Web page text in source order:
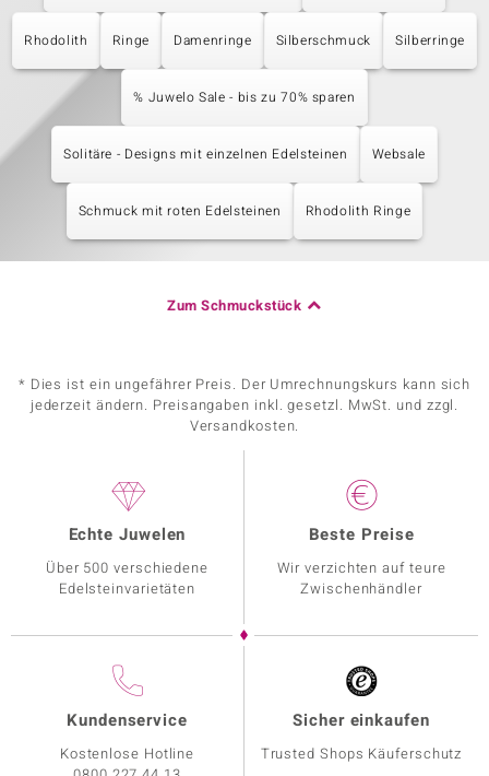
Rhodolith Ringe Damenringe Silberschmuck Silberringe
% Juwelo Sale - bis zu 70% sparen
Solitäre - Designs mit einzelnen Edelsteinen Websale
Schmuck mit roten Edelsteinen Rhodolith Ringe
Zum Schmuckstück
* Dies ist ein ungefährer Preis. Der Umrechnungskurs kann sich
jederzeit ändern. Preisangaben inkl. gesetzl. MwSt. und zzgl.
Versandkosten.
Echte Juwelen
Über 500 verschiedene
Edelsteinvarietäten
Beste Preise
Wir verzichten auf teure
Zwischenhändler
Kundenservice
Kostenlose Hotline
Sicher einkaufen
Trusted Shops Käuferschutz